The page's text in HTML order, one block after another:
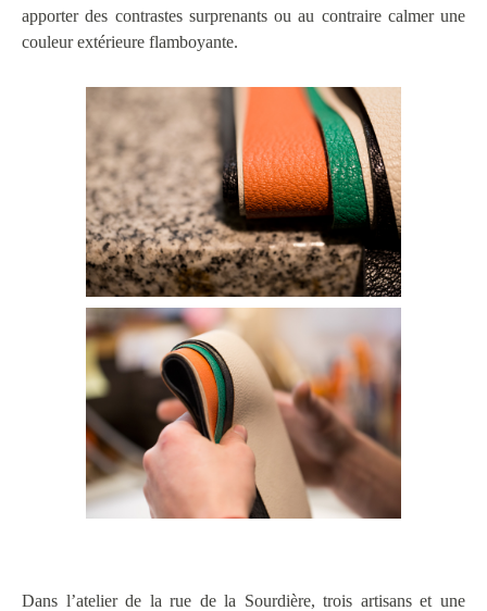
apporter des contrastes surprenants ou au contraire calmer une
couleur extérieure flamboyante.
Dans l’atelier de la rue de la Sourdière, trois artisans et une